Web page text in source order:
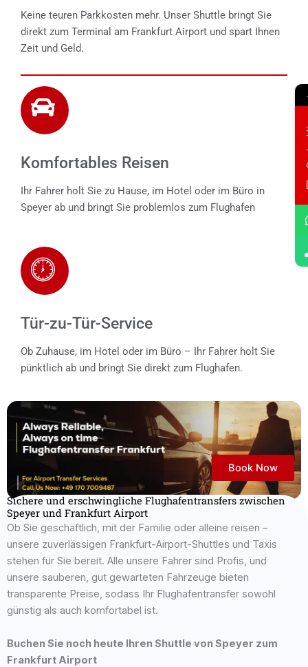
Keine teuren Parkkosten mehr. Unser Shuttle bringt Sie
direkt zum Terminal am Frankfurt Airport und spart Ihnen
Zeit und Geld.
Komfortables Reisen
Ihr Fahrer holt Sie zu Hause, im Hotel oder im Büro in
Speyer ab und bringt Sie problemlos zum Flughafen
Tür-zu-Tür-Service
Ob Zuhause, im Hotel oder im Büro – Ihr Fahrer holt Sie
pünktlich ab und bringt Sie direkt zum Flughafen.
Book Now
Sichere und erschwingliche Flughafentransfers zwischen
Speyer und Frankfurt Airport
Ob Sie geschäftlich, mit der Familie oder alleine reisen –
unsere zuverlässigen Frankfurt-Airport-Shuttles und Taxis
stehen für Sie bereit. Alle unsere Fahrer sind Profis, und
unsere sauberen, gut gewarteten Fahrzeuge bieten
transparente Preise, sodass Ihr Flughafentransfer sowohl
günstig als auch komfortabel ist.
Buchen Sie noch heute Ihren Shuttle von Speyer zum
Frankfurt Airport